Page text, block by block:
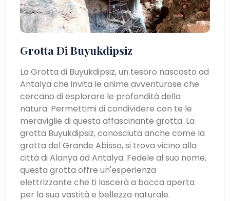
Grotta Di Buyukdipsiz
La Grotta di Buyukdipsiz, un tesoro nascosto ad
Antalya che invita le anime avventurose che
cercano di esplorare le profondità della
natura. Permettimi di condividere con te le
meraviglie di questa affascinante grotta. La
grotta Buyukdipsiz, conosciuta anche come la
grotta del Grande Abisso, si trova vicino alla
città di Alanya ad Antalya. Fedele al suo nome,
questa grotta offre un'esperienza
elettrizzante che ti lascerà a bocca aperta
per la sua vastità e bellezza naturale.